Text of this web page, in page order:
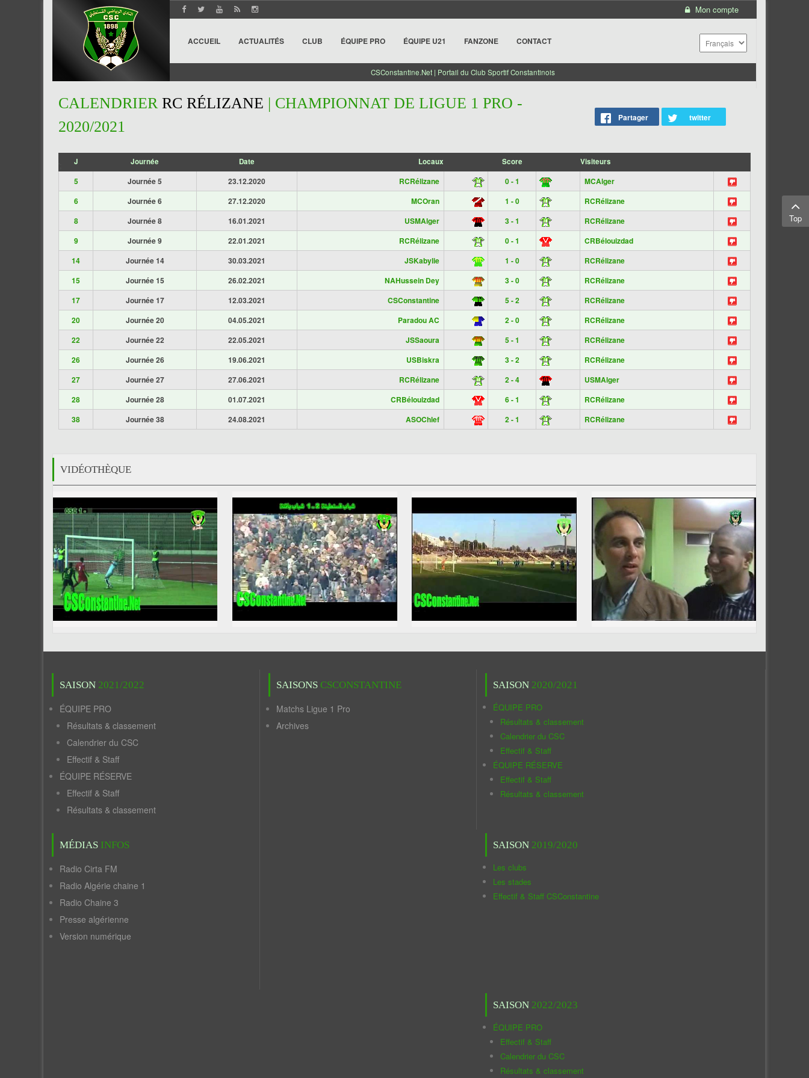
Mon compte
ACCUEIL ACTUALITÉS CLUB ÉQUIPE PRO ÉQUIPE U21 FANZONE CONTACT
CSConstantine.Net | Portail du Club Sportif Constantinois
CALENDRIER RC RÉLIZANE | CHAMPIONNAT DE LIGUE 1 PRO -
2020/2021
Partager twitter
J Journée Date Locaux Score Visiteurs
5 Journée 5 23.12.2020 RCRélizane 0 - 1
MCAlger
6
Journée 6 27.12.2020 MCOran 1 - 0
RCRélizane
8
Journée 8 16.01.2021 USMAlger 3 - 1
RCRélizane
9
Journée 9 22.01.2021 RCRélizane 0 - 1
CRBélouizdad
14
Journée 14 30.03.2021 JSKabylie 1 - 0
RCRélizane
15
Journée 15 26.02.2021 NAHussein Dey 3 - 0
RCRélizane
17
Journée 17 12.03.2021 CSConstantine 5 - 2
RCRélizane
20
Journée 20 04.05.2021 Paradou AC 2 - 0
RCRélizane
22
Journée 22 22.05.2021 JSSaoura 5 - 1
RCRélizane
26
Journée 26 19.06.2021 USBiskra 3 - 2
RCRélizane
27
Journée 27 27.06.2021 RCRélizane 2 - 4
USMAlger
28
Journée 28 01.07.2021 CRBélouizdad 6 - 1
RCRélizane
38
Journée 38 24.08.2021 ASOChlef 2 - 1 RCRélizane
VIDÉOTHÈQUE
SAISON 2021/2022
ÉQUIPE PRO
Résultats & classement
Calendrier du CSC
Effectif & Staff
ÉQUIPE RÉSERVE
Effectif & Staff
Résultats & classement
MÉDIAS INFOS
Radio Cirta FM
Radio Algérie chaine 1
Radio Chaine 3
Presse algérienne
Version numérique
SAISONS CSCONSTANTINE
Matchs Ligue 1 Pro
Archives
SAISON 2020/2021
ÉQUIPE PRO
Résultats & classement
Calendrier du CSC
Effectif & Staff
ÉQUIPE RÉSERVE
Effectif & Staff
Résultats & classement
SAISON 2019/2020
Les clubs
Les stades
Effectif & Staff CSConstantine
SAISON 2022/2023
ÉQUIPE PRO
Effectif & Staff
Calendrier du CSC
Résultats & classement
Top